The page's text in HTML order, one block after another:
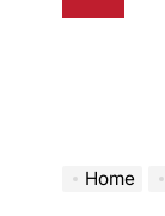
Home